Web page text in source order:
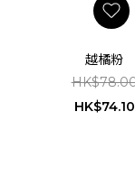
越橘粉
HK$74.10